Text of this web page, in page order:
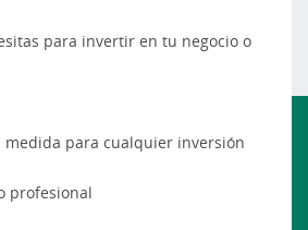
para invertir en tu negocio o
medida para cualquier inversión
profesional